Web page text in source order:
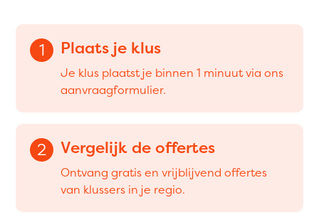
1 Plaats je klus
Je klus plaatst je binnen 1 minuut via ons
aanvraagformulier.
2 Vergelijk de offertes
Ontvang gratis en vrijblijvend offertes
van klussers in je regio.